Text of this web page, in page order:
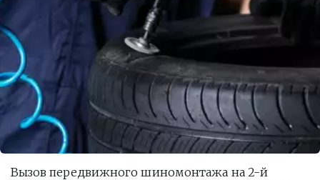
Вызов передвижного шиномонтажа на 2-й